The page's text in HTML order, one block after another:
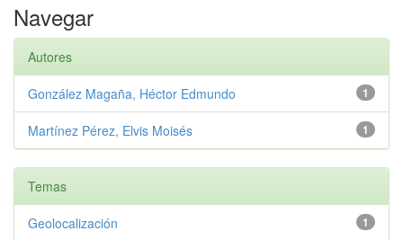
Navegar
Autores
1
González Magaña, Héctor Edmundo
1
Martínez Pérez, Elvis Moisés
Temas
1
Geolocalización